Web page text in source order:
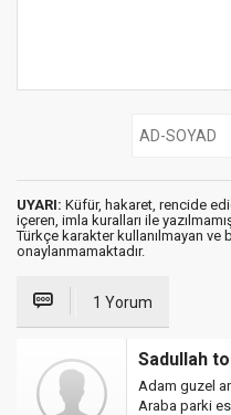
UYARI: Küfür, hakaret, rencide
içeren, imla kuralları ile
Türkçe karakter kullanılmayan ve
onaylanmamaktadır.
1 Yorum
Sadullah
Adam guzel
Araba parki